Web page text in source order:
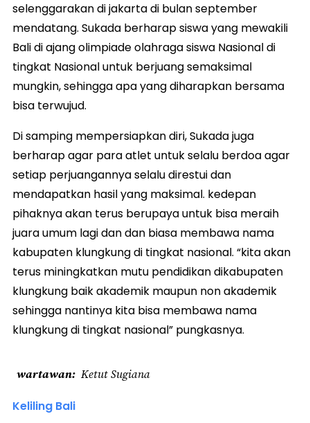
selenggarakan di jakarta di bulan september
mendatang. Sukada berharap siswa yang mewakili
Bali di ajang olimpiade olahraga siswa Nasional di
tingkat Nasional untuk berjuang semaksimal
mungkin, sehingga apa yang diharapkan bersama
bisa terwujud.
Di samping mempersiapkan diri, Sukada juga
berharap agar para atlet untuk selalu berdoa agar
setiap perjuangannya selalu direstui dan
mendapatkan hasil yang maksimal. kedepan
pihaknya akan terus berupaya untuk bisa meraih
juara umum lagi dan dan biasa membawa nama
kabupaten klungkung di tingkat nasional. “kita akan
terus miningkatkan mutu pendidikan dikabupaten
klungkung baik akademik maupun non akademik
sehingga nantinya kita bisa membawa nama
klungkung di tingkat nasional” pungkasnya.
wartawan Ketut Sugiana
Keliling Bali